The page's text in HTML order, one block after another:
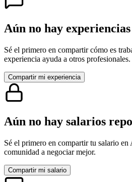
Aún no hay experiencias
Sé el primero en compartir cómo es
experiencia ayuda a otros profesionales.
Compartir mi experiencia
Aún no hay salarios
Sé el primero en compartir tu salario en
comunidad a negociar mejor.
Compartir mi salario